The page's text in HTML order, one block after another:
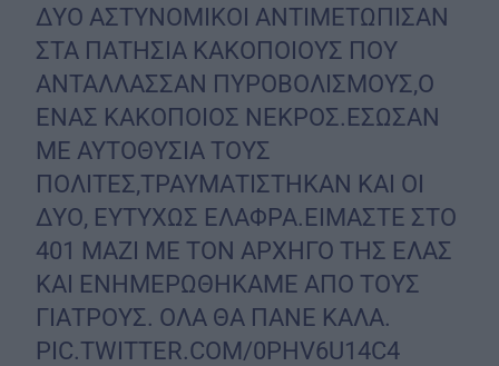
ΔΥΟ ΑΣΤΥΝΟΜΙΚΟΙ ΑΝΤΙΜΕΤΩΠΙΣΑΝ
ΣΤΑ ΠΑΤΗΣΙΑ ΚΑΚΟΠΟΙΟΥΣ ΠΟΥ
ΑΝΤΑΛΛΑΣΣΑΝ ΠΥΡΟΒΟΛΙΣΜΟΥΣ,Ο
ΕΝΑΣ ΚΑΚΟΠΟΙΟΣ ΝΕΚΡΟΣ.ΕΣΩΣΑΝ
ΜΕ ΑΥΤΟΘΥΣΙΑ ΤΟΥΣ
ΠΟΛΙΤΕΣ,ΤΡΑΥΜΑΤΙΣΤΗΚΑΝ ΚΑΙ ΟΙ
ΔΥΟ, ΕΥΤΥΧΩΣ ΕΛΑΦΡΑ.ΕΙΜΑΣΤΕ ΣΤΟ
401 ΜΑΖΙ ΜΕ ΤΟΝ ΑΡΧΗΓΟ ΤΗΣ ΕΛΑΣ
ΚΑΙ ΕΝΗΜΕΡΩΘΗΚΑΜΕ ΑΠΟ ΤΟΥΣ
ΓΙΑΤΡΟΥΣ. ΟΛΑ ΘΑ ΠΑΝΕ ΚΑΛΑ.
PIC.TWITTER.COM/0PHV6U14C4